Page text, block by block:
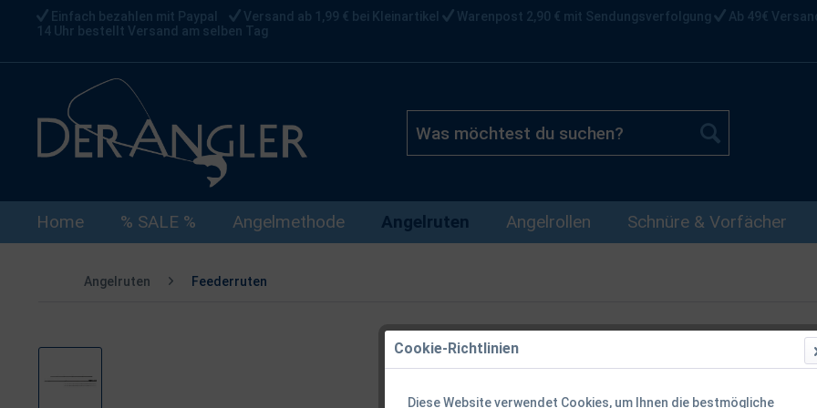
Einfach bezahlen mit Paypal Versand ab 1,99 € bei Kleinartikel Warenpost 2,90 € mit Sendungsverfolgung Ab 49€
14 Uhr bestellt Versand am selben Tag
Home % SALE % Angelmethode Angelruten Angelrollen Schnüre & Vorfächer
Angelruten Feederruten
Guru A-
2tlg. 1,0oz
Cookie-Richtlinien
Diese Website verwendet Cookies, um Ihnen die bestmögliche